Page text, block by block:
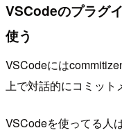
VSCodeのプラグ
使う
VSCodeには
上で対話的にコミット
VSCodeを使ってる人